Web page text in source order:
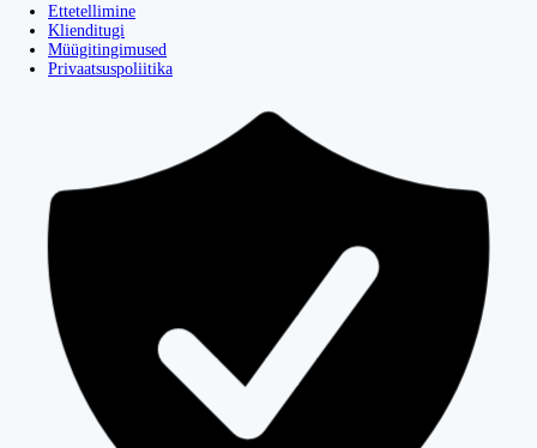
Ettetellimine
Klienditugi
Müügitingimused
Privaatsuspoliitika